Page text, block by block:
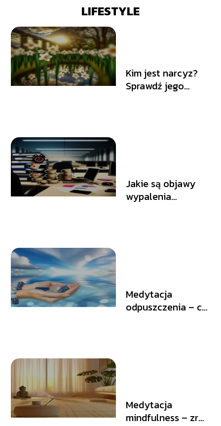
LIFESTYLE
Kim jest narcyz?
Sprawdź jego
Jakie są objawy
wypalenia
Medytacja
odpuszczenia – co
Medytacja
mindfulness – zrób